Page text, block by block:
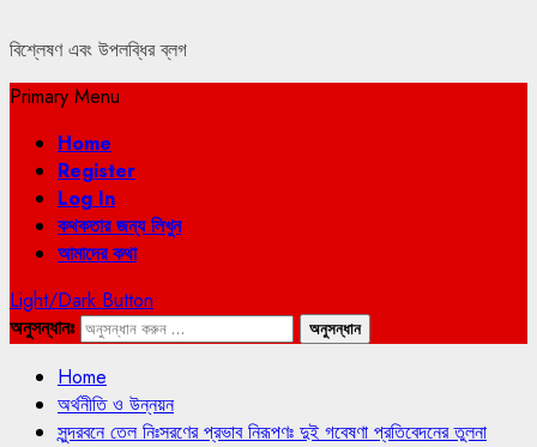
বিশ্লেষণ এবং উপলব্ধির ব্লগ
Primary Menu
Home
Register
Log In
কথকতার জন্য লিখুন
আমাদের কথা
Light/Dark Button
অনুসন্ধানঃ
Home
অর্থনীতি ও উন্নয়ন
সুন্দরবনে তেল নিঃসরণের প্রভাব নিরূপণঃ দুই গবেষণা প্রতিবেদনের তুলনা